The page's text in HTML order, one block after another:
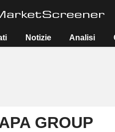
Notizie Analisi
GROUP